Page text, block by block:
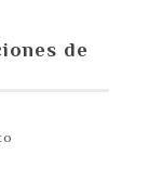
de